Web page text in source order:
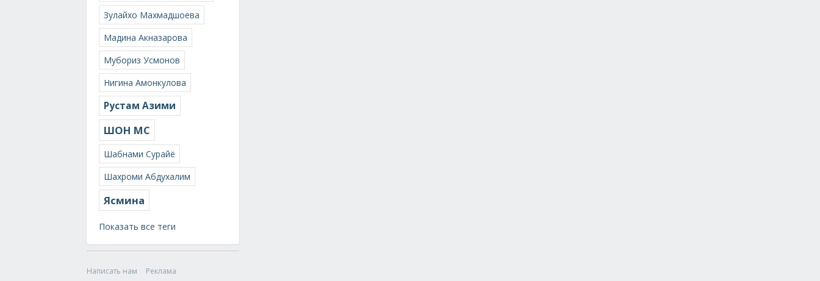
Зулайхо Махмадшоева
Мадина Акназарова
Мубориз Усмонов
Нигина Амонкулова
Рустам Азими
ШОН МС
Шабнами Сурайё
Шахроми Абдухалим
Ясмина
Показать все теги
Написать нам
Реклама